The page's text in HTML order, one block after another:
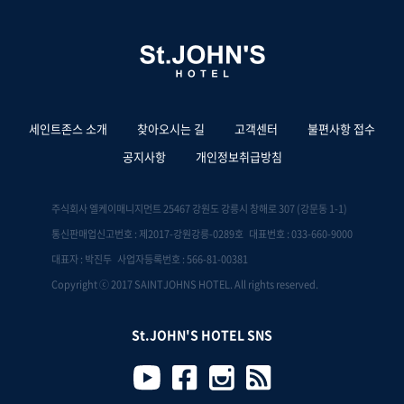
세인트존스 소개 찾아오시는 길 고객센터
불편사항 접수
공지사항
개인정보취급방침
주식회사 엘케이매니지먼트 25467 강원도 강릉시 창해로 307 (강문동 1-1)
통신판매업신고번호 : 제2017-강원강릉-0289호 대표번호 : 033-660-9000
대표자 : 박진두 사업자등록번호 : 566-81-00381
Copyright ⓒ 2017 SAINTJOHNS HOTEL. All rights reserved.
St.JOHN'S HOTEL SNS